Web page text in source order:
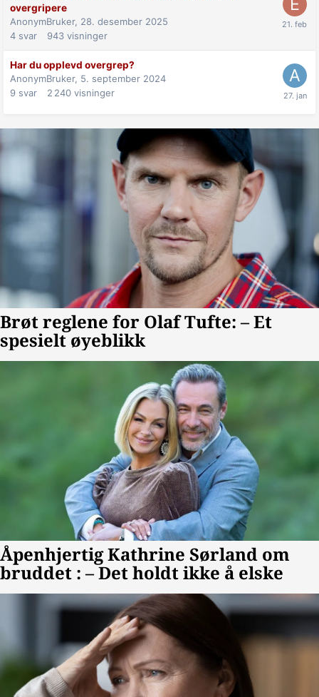
overgripere
AnonymBruker, 28. desember 2025
4 svar 943 visninger
Har du opplevd overgrep?
AnonymBruker, 5. september 2024
9 svar 2 240 visninger